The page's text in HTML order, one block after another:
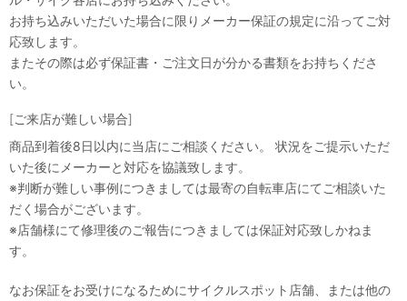
お持ち込みいただいた場合に限りメーカー保証の規定に沿ってご対
応致します。
またその際は必ず保証書・ご注文日が分かる書類をお持ちくださ
い。
[ご来店が難しい場合]
商品到着後8日以内に当店にご相談ください。 状況をご提示いただ
いた後にメーカーと対応を協議致します。
※判断が難しい事例につきましては最寄の自転車店にてご相談いた
だく場合がございます。
※店舗様にて修理後のご報告につきましては保証対応致しかねま
す。
なお保証をお受けになるためにサイクルスポット店舗、または他の